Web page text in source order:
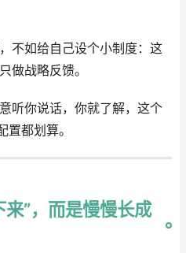
不如给自己设个小制度：这
做战略反馈。
听你说话，你就了解，这个
置都划算。
”，而是慢慢长成